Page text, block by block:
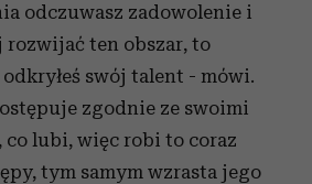
odczuwasz zadowolenie i
rozwijać ten obszar, to
swój talent - mówi.
zgodnie ze swoimi
lubi, więc robi to coraz
tym samym wzrasta jego